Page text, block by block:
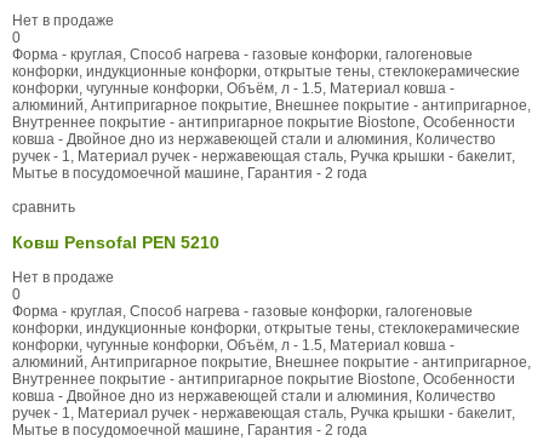
Нет в продаже
0
Форма - круглая, Способ нагрева - газовые конфорки, галогеновые
конфорки, индукционные конфорки, открытые тены, стеклокерамические
конфорки, чугунные конфорки, Объём, л - 1.5, Материал ковша -
алюминий, Антипригарное покрытие, Внешнее покрытие - антипригарное,
Внутреннее покрытие - антипригарное покрытие Biostone, Особенности
ковша - Двойное дно из нержавеющей стали и алюминия, Количество
ручек - 1, Материал ручек - нержавеющая сталь, Ручка крышки - бакелит,
Мытье в посудомоечной машине, Гарантия - 2 года
сравнить
Ковш Pensofal PEN 5210
Нет в продаже
0
Форма - круглая, Способ нагрева - газовые конфорки, галогеновые
конфорки, индукционные конфорки, открытые тены, стеклокерамические
конфорки, чугунные конфорки, Объём, л - 1.5, Материал ковша -
алюминий, Антипригарное покрытие, Внешнее покрытие - антипригарное,
Внутреннее покрытие - антипригарное покрытие Biostone, Особенности
ковша - Двойное дно из нержавеющей стали и алюминия, Количество
ручек - 1, Материал ручек - нержавеющая сталь, Ручка крышки - бакелит,
Мытье в посудомоечной машине, Гарантия - 2 года